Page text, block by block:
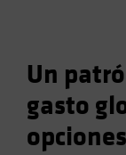
Un
gasto